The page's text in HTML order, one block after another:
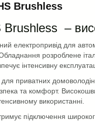
Brushless
Brushless –
електропривід для
Обладнання розроблене
інтенсивну
приватних
та комфорт.
використанні.
підключення